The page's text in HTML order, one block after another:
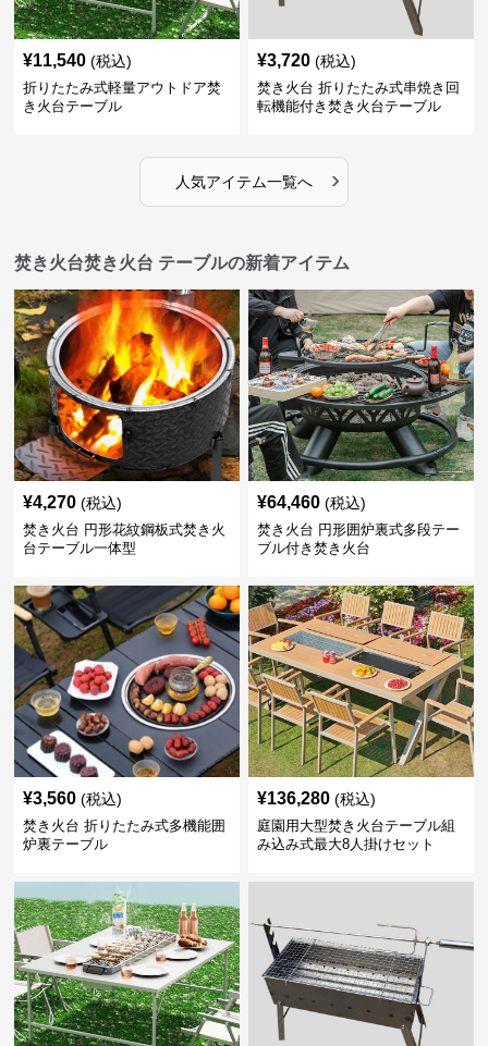
¥11,540 (税込)
折りたたみ式軽量アウトドア焚
き火台テーブル
¥3,720 (税込)
焚き火台 折りたたみ式串焼き回
転機能付き焚き火台テーブル
人気アイテム一覧へ ›
焚き火台焚き火台 テーブルの新着アイテム
¥4,270 (税込)
焚き火台 円形花紋鋼板式焚き火
台テーブル一体型
¥64,460 (税込)
焚き火台 円形囲炉裏式多段テー
ブル付き焚き火台
¥3,560 (税込)
焚き火台 折りたたみ式多機能囲
炉裏テーブル
¥136,280 (税込)
庭園用大型焚き火台テーブル組
み込み式最大8人掛けセット